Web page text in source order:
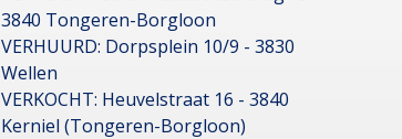
3840 Tongeren-Borgloon
VERHUURD: Dorpsplein 10/9 - 3830
Wellen
VERKOCHT: Heuvelstraat 16 - 3840
Kerniel (Tongeren-Borgloon)